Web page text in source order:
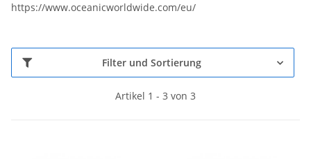
https://www.oceanicworldwide.com/eu/
Filter und Sortierung
Artikel 1 - 3 von 3